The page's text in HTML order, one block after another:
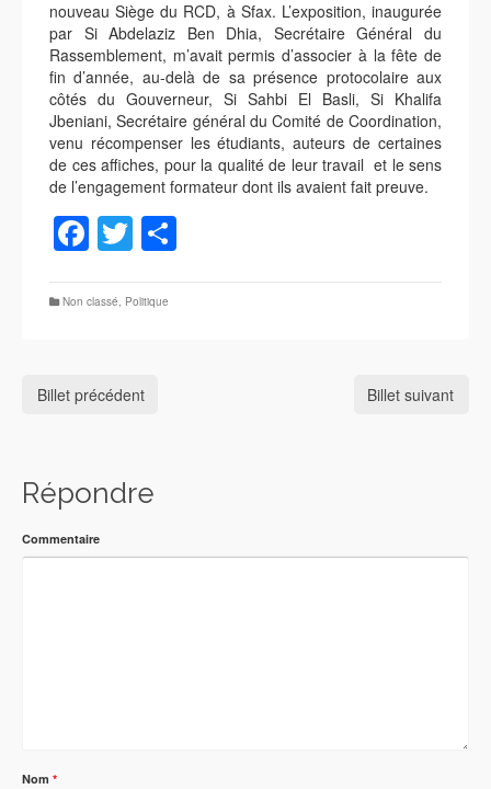
nouveau Siège du RCD, à Sfax. L’exposition, inaugurée
par Si Abdelaziz Ben Dhia, Secrétaire Général du
Rassemblement, m’avait permis d’associer à la fête de
fin d’année, au-delà de sa présence protocolaire aux
côtés du Gouverneur, Si Sahbi El Basli, Si Khalifa
Jbeniani, Secrétaire général du Comité de Coordination,
venu récompenser les étudiants, auteurs de certaines
de ces affiches, pour la qualité de leur travail et le sens
de l’engagement formateur dont ils avaient fait preuve.
Facebook
Twitter
Non classé, Politique
Billet précédent Billet suivant
Répondre
Commentaire
Nom *